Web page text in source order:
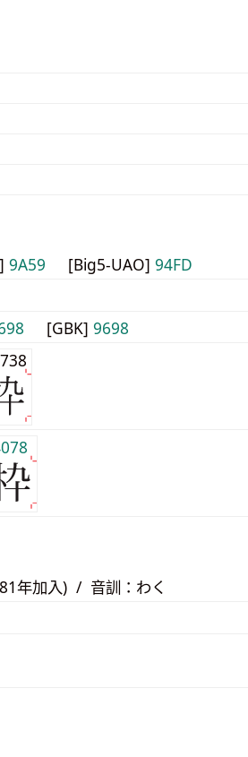
9A59 [Big5-UAO] 94FD
[GBK] 9698
年加入) / 音訓：わく